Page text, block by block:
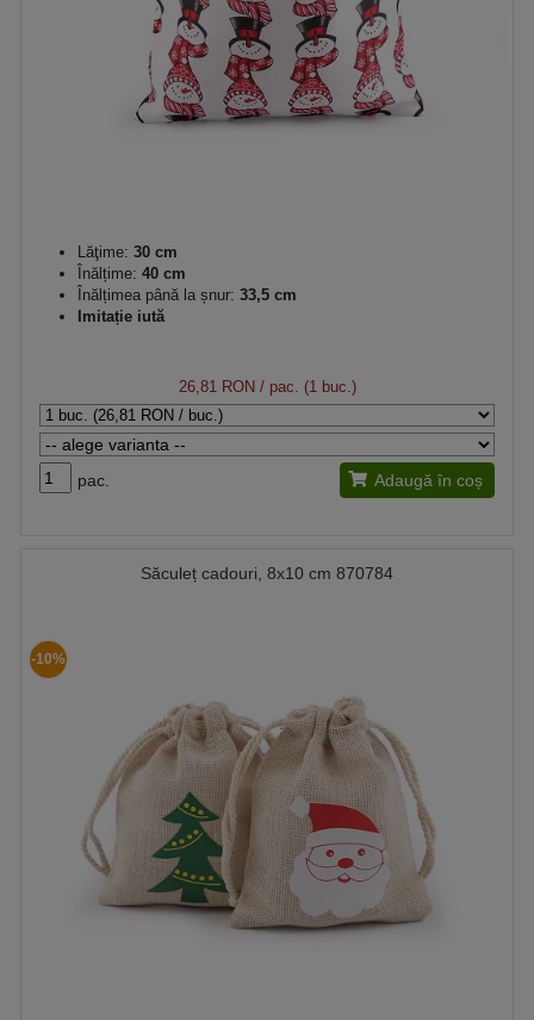
Lăţime: 30 cm
Înălțime: 40 cm
Înălțimea până la șnur: 33,5 cm
Imitație iută
26,81 RON/ pac. (1 buc.)
pac. Adaugă în coș
Săculeț cadouri, 8x10 cm 870784
-10%